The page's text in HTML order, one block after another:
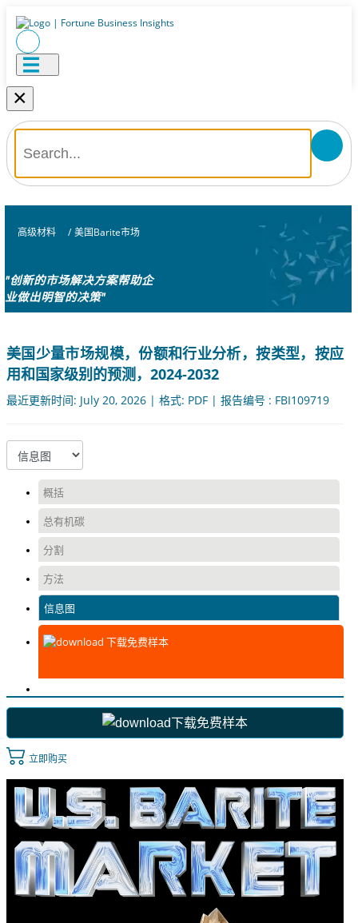
×
高级材料 / 美国Barite市场
"创新的市场解决方案帮助企
业做出明智的决策"
美国少量市场规模，份额和行业分析，按类型，按应
用和国家级别的预测，2024-2032
最近更新时间: July 20, 2026 | 格式: PDF | 报告编号 : FBI109719
概括
总有机碳
分割
方法
信息图
下载免费样本
下载免费样本
立即购买